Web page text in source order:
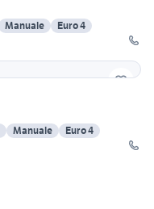
Manuale
Euro 4
Manuale
Euro 4